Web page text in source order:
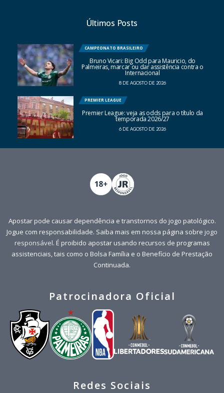
Últimos Posts
CAMPEONATO BRASILEIRO
Bruno Vicari: Big Odd para Mauricio, do
Palmeiras, marcar ou dar assistência contra o
Internacional
8 DE AGOSTO DE 2026
PREMIER LEAGUE
Premier League: veja as odds para o título da
temporada 2026/27
6 DE AGOSTO DE 2026
Apostar pode causar dependência e transtornos do jogo patológico.
Jogue com responsabilidade. Saiba mais em nossa página sobre jogo
responsável. É proibido apostar usando recursos de programas
assistenciais, tais como o Bolsa Família e o Benefício de Prestação
Continuada.
Patrocinadora Oficial
Redes Sociais